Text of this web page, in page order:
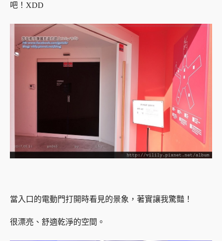
吧！XDD
當入口的電動門打開時看見的景象，著實讓我驚豔！
很漂亮、舒適乾淨的空間。